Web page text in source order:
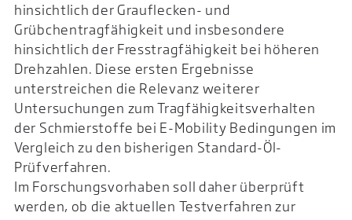
hinsichtlich der Grauflecken- und
Grübchentragfähigkeit und insbesondere
hinsichtlich der Fresstragfähigkeit bei höheren
Drehzahlen. Diese ersten Ergebnisse
unterstreichen die Relevanz weiterer
Untersuchungen zum Tragfähigkeitsverhalten
der Schmierstoffe bei E-Mobility Bedingungen im
Vergleich zu den bisherigen Standard-Öl-
Prüfverfahren.
Im Forschungsvorhaben soll daher überprüft
werden, ob die aktuellen Testverfahren zur